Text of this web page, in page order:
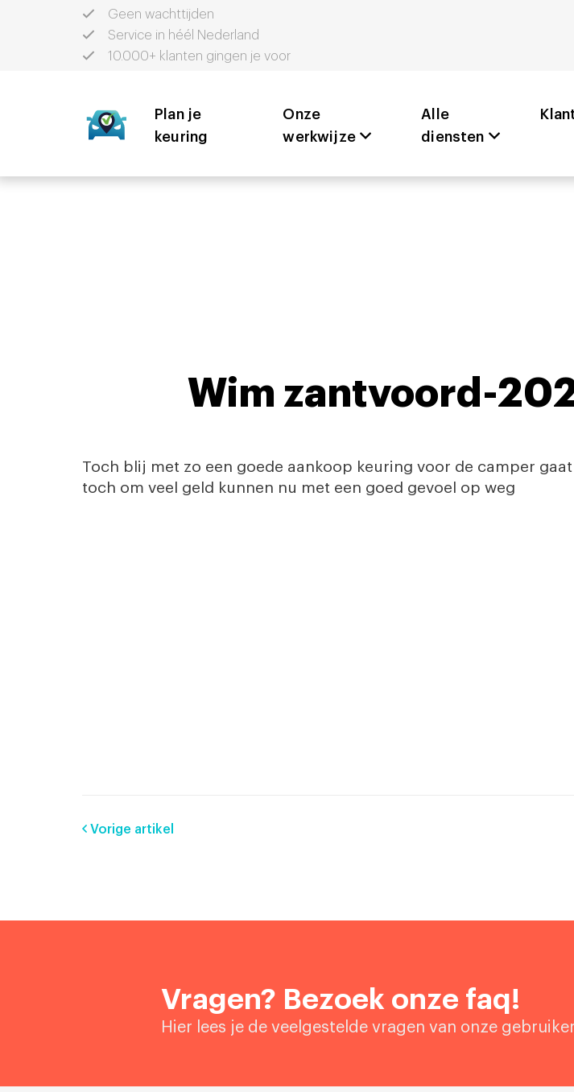
Geen wachttijden
Service in héél Nederland
10.000+ klanten gingen je voor
Plan je
keuring
Onze
werkwijze
Alle
diensten
Wim zantvoord-
Toch blij met zo een goede aankoop keuring voor de camper gaat
toch om veel geld kunnen nu met een goed gevoel op weg
Vorige artikel
Vragen? Bezoek onze faq!
Hier lees je de veelgestelde vragen van onze